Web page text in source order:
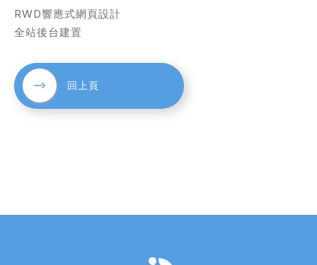
RWD響應式網頁設計
全站後台建置
回上頁
述您的需求